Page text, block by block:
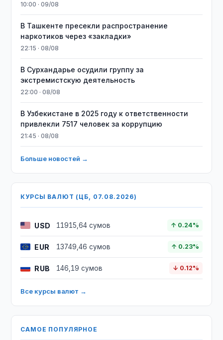
10:00 · 09/08
В Ташкенте пресекли распространение
наркотиков через «закладки»
22:15 · 08/08
В Сурхандарье осудили группу за
экстремистскую деятельность
22:00 · 08/08
В Узбекистане в 2025 году к ответственности
привлекли 7517 человек за коррупцию
21:45 · 08/08
Больше новостей →
КУРСЫ ВАЛЮТ (ЦБ, 07.08.2026)
USD 11915,64 сумов ↑ 0.24%
EUR 13749,46 сумов ↑ 0.23%
RUB 146,19 сумов ↓ 0.12%
Все курсы валют →
САМОЕ ПОПУЛЯРНОЕ